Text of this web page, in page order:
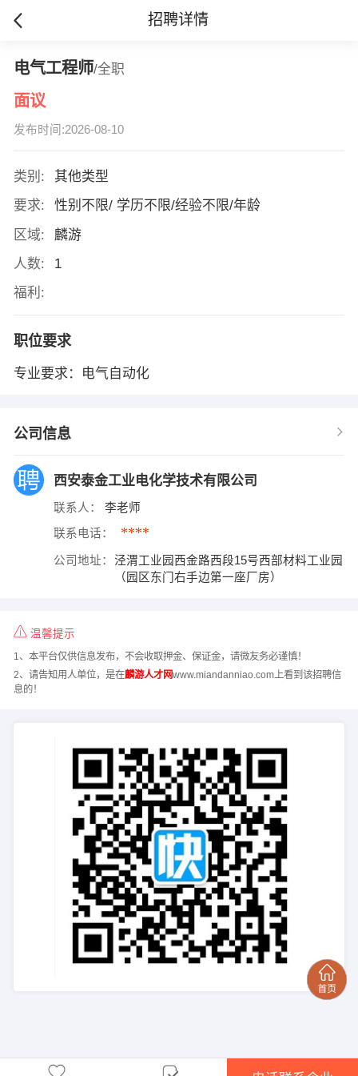
招聘详情
电气工程师/全职
面议
发布时间:2026-08-10
类别:
其他类型
要求:
性别不限/ 学历不限/经验不限/年龄
区域:
麟游
人数:
1
福利:
职位要求
专业要求：电气自动化
公司信息
西安泰金工业电化学技术有限公司
联系人： 李老师
联系电话： ****
公司地址：
泾渭工业园西金路西段15号西部材料工业园
（园区东门右手边第一座厂房）
温馨提示
1、本平台仅供信息发布，不会收取押金、保证金，请微友务必谨慎！
2、请告知用人单位，是在麟游人才网www.miandanniao.com上看到该招聘信
息的！